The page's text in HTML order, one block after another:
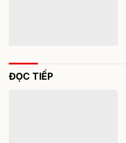
ĐỌC TIẾP